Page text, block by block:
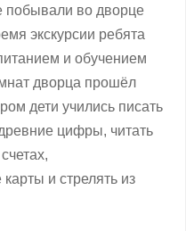
побывали во дворце
экскурсии ребята
и обучением
дворца прошёл
дети учились писать
цифры, читать
и стрелять из